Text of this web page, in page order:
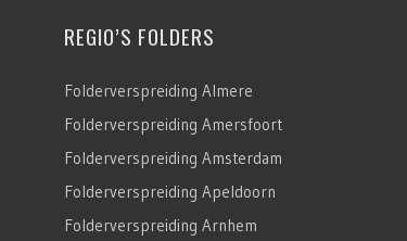
REGIO’S FOLDERS
Folderverspreiding Almere
Folderverspreiding Amersfoort
Folderverspreiding Amsterdam
Folderverspreiding Apeldoorn
Folderverspreiding Arnhem